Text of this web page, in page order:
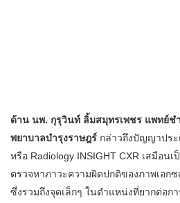
ด้าน นพ. กุรุวินท์ ลิ้มสมุทรเพชร แพทย์ช
พยาบาลบำรุงราษฎร์ กล่าวถึงปัญญาประ
หรือ Radiology INSIGHT CXR เสมือน
ตรวจหาภาวะความผิดปกติของภาพเอกซ
ซึ่งรวมถึงจุดเล็กๆ ในตำแหน่งที่ยากต่อ